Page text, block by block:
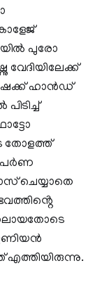
പുരോ​
വേദിയിലേക്ക്
ഷേക്ക് ഹാൻഡ്
തോളത്ത്
ചെയ്യാതെ
എത്തിയിരുന്നു.